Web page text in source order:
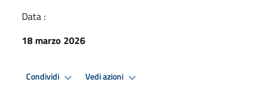
Data :
18 marzo 2026
Condividi Vedi azioni